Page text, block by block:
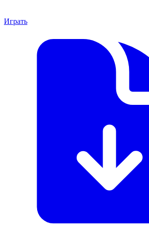
Играть